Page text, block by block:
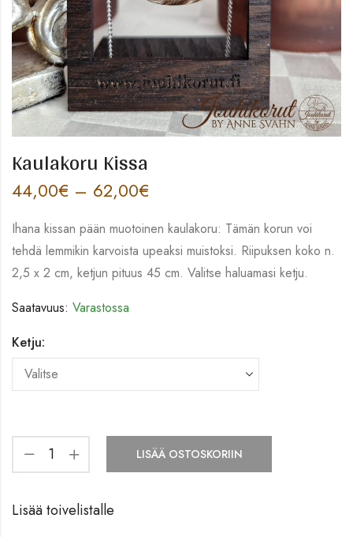
Kaulakoru Kissa
44,00€ – 62,00€
Ihana kissan pään muotoinen kaulakoru: Tämän korun voi
tehdä lemmikin karvoista upeaksi muistoksi. Riipuksen koko n.
2,5 x 2 cm, ketjun pituus 45 cm. Valitse haluamasi ketju.
Saatavuus: Varastossa
Ketju:
LISÄÄ OSTOSKORIIN
Lisää toivelistalle